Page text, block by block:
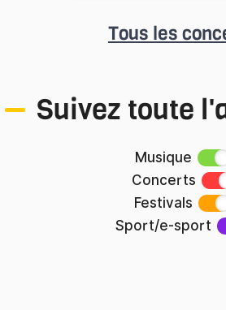
Tous les
Suivez toute
Musique
Concerts
Festivals
Sport/e-sport